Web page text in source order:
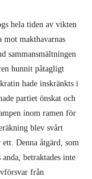
hela tiden av vikten
mot makthavarnas
sammansmältningen
hunnit påtagligt
hade inskränkts i
partiet önskat och
inom ramen för
blev svårt
Denna åtgärd, som
betraktades inte
från